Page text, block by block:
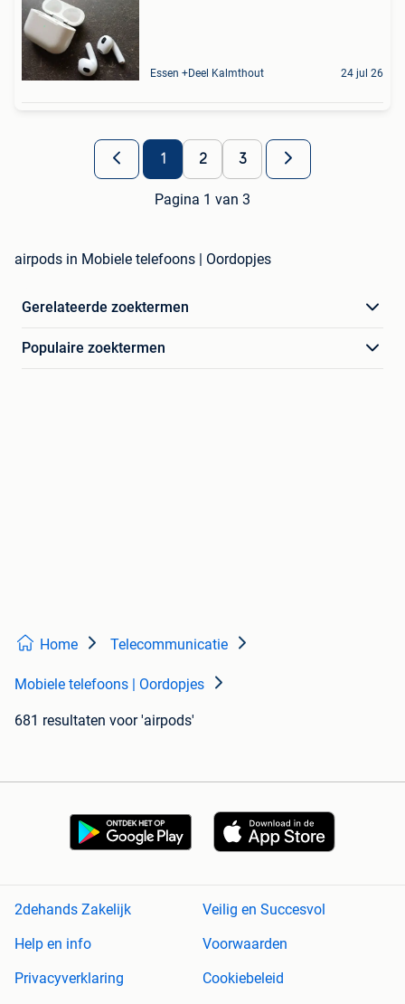
Essen +Deel Kalmthout 24 jul 26
1 2 3
Pagina 1 van 3
airpods in Mobiele telefoons | Oordopjes
Gerelateerde zoektermen
Populaire zoektermen
Home Telecommunicatie
Mobiele telefoons | Oordopjes
681 resultaten voor 'airpods'
2dehands Zakelijk
Veilig en Succesvol
Help en info
Voorwaarden
Privacyverklaring
Cookiebeleid